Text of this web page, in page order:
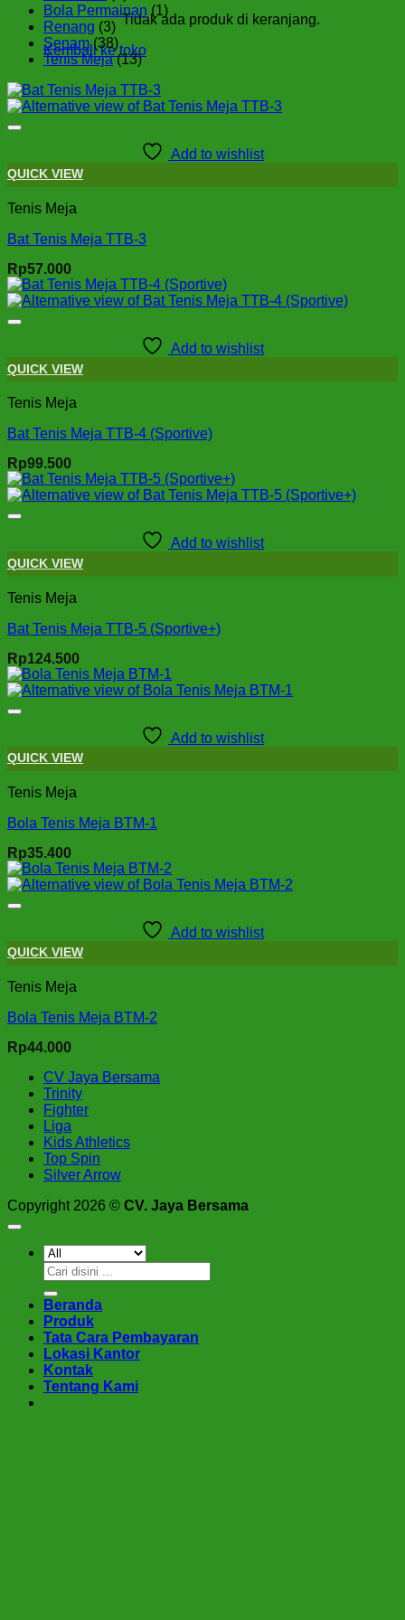
Tidak ada produk di keranjang.
Kembali ke toko
Produk
Bola Permainan 11
Produk
Renang 33
Produk
Senam 3838
Produk
Tenis Meja 1313
Add to wishlist
QUICK VIEW
Tenis Meja
Bat Tenis Meja TTB-3
Rp57.000
Add to wishlist
QUICK VIEW
Tenis Meja
Bat Tenis Meja TTB-4 (Sportive)
Rp99.500
Add to wishlist
QUICK VIEW
Tenis Meja
Bat Tenis Meja TTB-5 (Sportive+)
Rp124.500
Add to wishlist
QUICK VIEW
Tenis Meja
Bola Tenis Meja BTM-1
Rp35.400
Add to wishlist
QUICK VIEW
Tenis Meja
Bola Tenis Meja BTM-2
Rp44.000
CV Jaya Bersama
Trinity
Fighter
Liga
Kids Athletics
Top Spin
Silver Arrow
Copyright 2026 © CV. Jaya Bersama
Pencarian
untuk:
Beranda
Produk
Tata Cara Pembayaran
Lokasi Kantor
Kontak
Tentang Kami